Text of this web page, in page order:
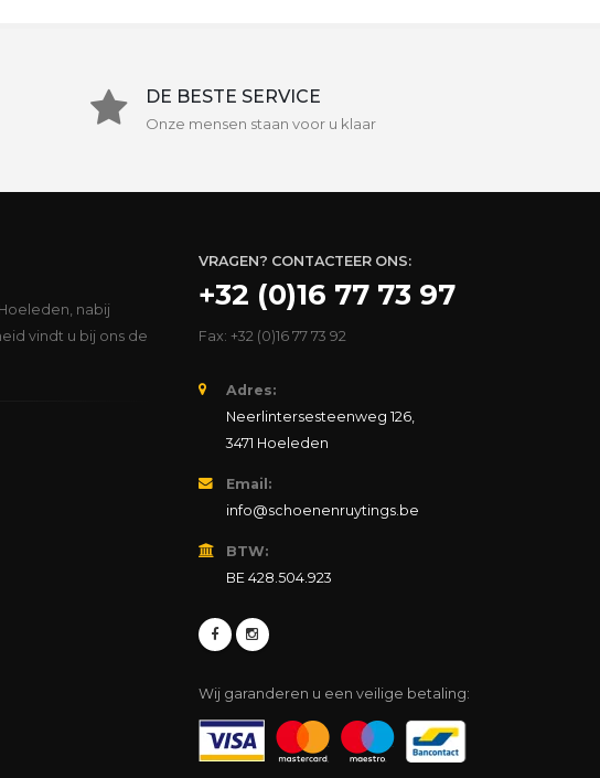
DE BESTE SERVICE
Onze mensen staan voor u klaar
nabij
vindt u bij ons de
VRAGEN? CONTACTEER ONS:
+32 (0)16 77 73 97
Fax: +32 (0)16 77 73 92
Adres:
Neerlintersesteenweg 126,
3471 Hoeleden
Email:
info@schoenenruytings.be
BTW:
BE 428.504.923
Wij garanderen u een veilige betaling: